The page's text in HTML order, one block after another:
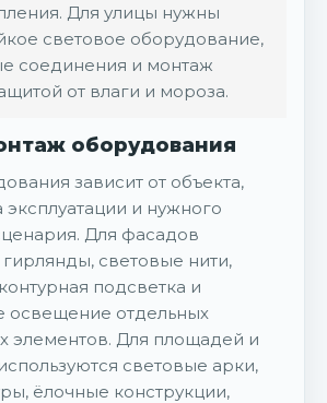
Для улицы нужны
световое оборудование,
соединения и монтаж
от влаги и мороза.
оборудования
зависит от объекта,
эксплуатации и нужного
Для фасадов
световые нити,
подсветка и
освещение отдельных
элементов. Для площадей и
световые арки,
ёлочные конструкции,